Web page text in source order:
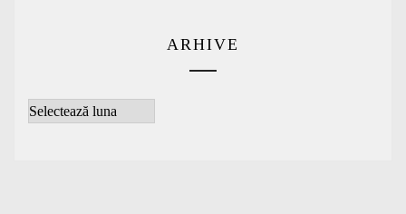
ARHIVE
Arhive